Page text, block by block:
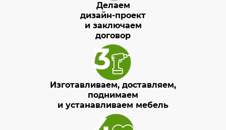
Делаем
дизайн-проект
и заключаем
договор
Изготавливаем, доставляем,
поднимаем
и устанавливаем мебель